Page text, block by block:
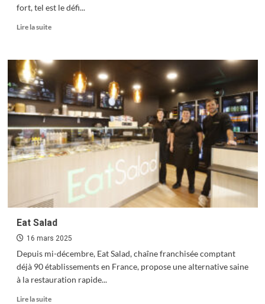
fort, tel est le défi...
Lire la suiteEn
sur
Candidatez
le
Prix
de
l’Homme
debout
!
Eat Salad
16 mars 2025
Depuis mi-décembre, Eat Salad, chaîne franchisée comptant
déjà 90 établissements en France, propose une alternative saine
à la restauration rapide...
Lire la suiteEn